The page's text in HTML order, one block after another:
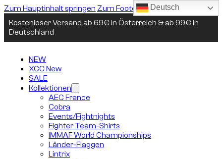
Zum Hauptinhalt springen Zum Footer springen
Kostenloser Versand ab 69€ in Österreich & ab 99€ in
Deutschland
NEW
XCC New
SALE
Kollektionen
AEC France
Cobra
Events/Fightnights
Fighter Team-Shirts
IMMAF World Championships
Länder-Flaggen
Lintrix
Deutsch